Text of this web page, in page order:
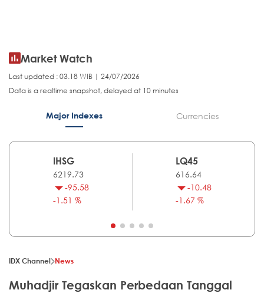
Market Watch
Last updated : 03.18 WIB | 24/07/2026
Data is a realtime snapshot, delayed at 10 minutes
Major Indexes Currencies
IHSG
6219.73
-95.58
-1.51 %
LQ45
616.64
-10.48
-1.67 %
IDX Channel News
Muhadjir Tegaskan Perbedaan Tanggal